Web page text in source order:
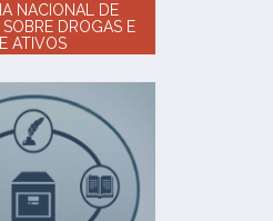
NACIONAL DE
DROGAS E
ATIVOS